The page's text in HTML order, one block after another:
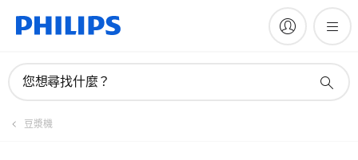
您想尋找什麼？
豆漿機